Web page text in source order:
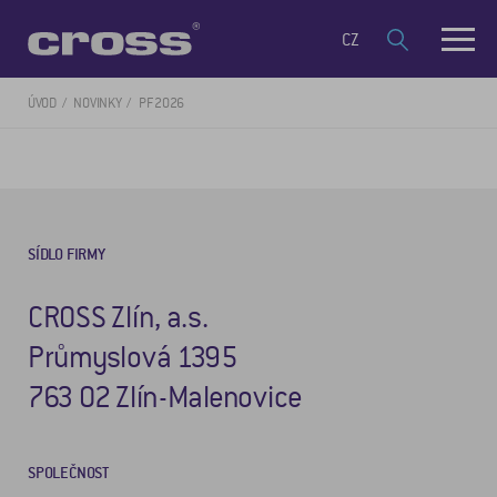
CZ
ÚVOD NOVINKY PF 2026
SÍDLO FIRMY
CROSS Zlín, a.s.
Průmyslová 1395
763 02 Zlín-Malenovice
SPOLEČNOST